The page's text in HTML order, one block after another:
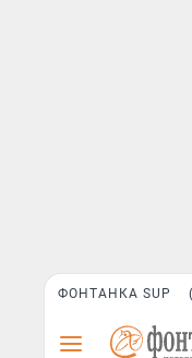
ФОНТАНКА SUP